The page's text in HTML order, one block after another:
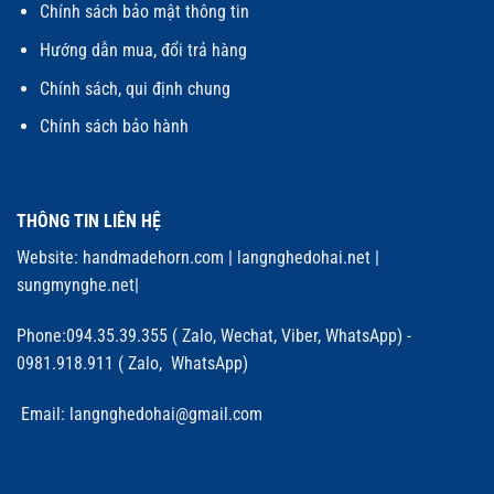
Chính sách bảo mật thông tin
Hướng dẫn mua, đổi trả hàng
Chính sách, qui định chung
Chính sách bảo hành
THÔNG TIN LIÊN HỆ
Website: handmadehorn.com | langnghedohai.net |
sungmynghe.net|
Phone:094.35.39.355 ( Zalo, Wechat, Viber, WhatsApp) -
0981.918.911 ( Zalo, WhatsApp)
Email: langnghedohai@gmail.com